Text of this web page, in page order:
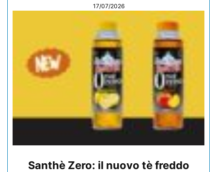
17/07/2026
Santhè Zero: il nuovo tè freddo